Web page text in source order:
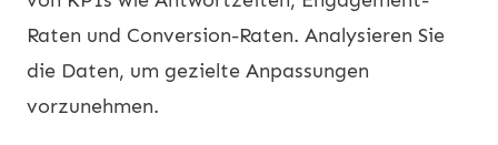
Raten und Conversion-Raten. Analysieren Sie
die Daten, um gezielte Anpassungen
vorzunehmen.